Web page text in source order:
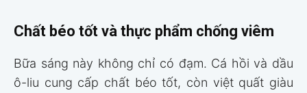
Chất béo tốt và thực phẩm chống viêm
Bữa sáng này không chỉ có đạm. Cá hồi và dầu
ô-liu cung cấp chất béo tốt, còn việt quất giàu